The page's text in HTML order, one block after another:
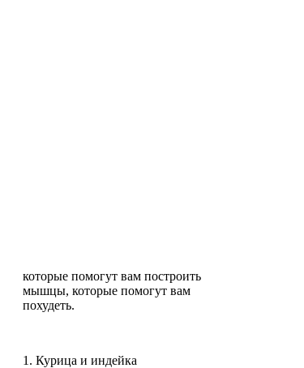
которые помогут вам построить
мышцы, которые помогут вам
похудеть.
1. Курица и индейка